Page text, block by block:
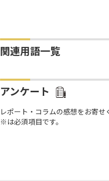
関連用語一覧
アンケート
レポート・コラムの感想をお寄せ
※は必須項目です。